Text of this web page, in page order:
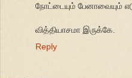
நோட்டையும் பேனாவையும்
வித்தியாசமா இருக்கே.
Reply